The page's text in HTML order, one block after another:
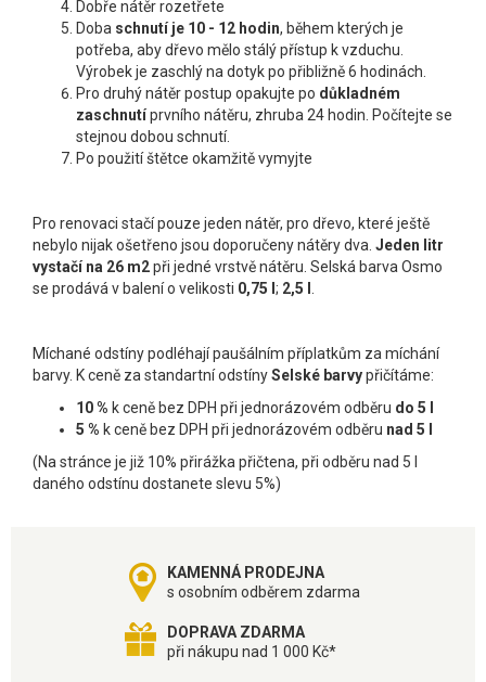
Dobře nátěr rozetřete
Doba schnutí je 10 - 12 hodin, během kterých je
potřeba, aby dřevo mělo stálý přístup k vzduchu.
Výrobek je zaschlý na dotyk po přibližně 6 hodinách.
Pro druhý nátěr postup opakujte po důkladném
zaschnutíprvního nátěru, zhruba 24 hodin. Počítejte se
stejnou dobou schnutí.
Po použití štětce okamžitě vymyjte
Pro renovaci stačí pouze jeden nátěr, pro dřevo, které ještě
nebylo nijak ošetřeno jsou doporučeny nátěry dva. Jeden litr
vystačí na 26 m2při jedné vrstvě nátěru. Selská barva Osmo
se prodává v balení o velikosti 0,75 l ; 2,5 l .
Míchané odstíny podléhají paušálním příplatkům za míchání
barvy. K ceně za standartní odstínySelské barvypřičítáme:
10 % k ceně bez DPH při jednorázovém odběru do 5 l
5 % k ceně bez DPH při jednorázovém odběru nad 5 l
(Na stránce je již 10% přirážka přičtena, při odběru nad 5 l
daného odstínu dostanete slevu 5%)
KAMENNÁ PRODEJNA
s osobním odběrem zdarma
DOPRAVA ZDARMA
při nákupu nad 1 000 Kč*